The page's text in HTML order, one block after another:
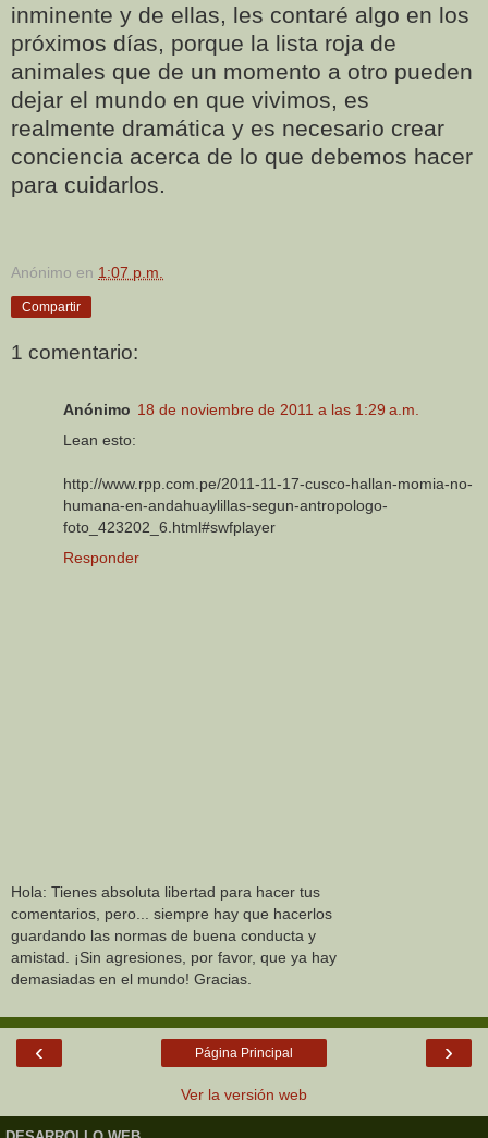
inminente y de ellas, les contaré algo en los
próximos días, porque la lista roja de
animales que de un momento a otro pueden
dejar el mundo en que vivimos, es
realmente dramática y es necesario crear
conciencia acerca de lo que debemos hacer
para cuidarlos.
Anónimo en 1:07 p.m.
Compartir
1 comentario:
Anónimo 18 de noviembre de 2011 a las 1:29 a.m.
Lean esto:
http://www.rpp.com.pe/2011-11-17-cusco-hallan-momia-no-
humana-en-andahuaylillas-segun-antropologo-
foto_423202_6.html#swfplayer
Responder
Hola: Tienes absoluta libertad para hacer tus
comentarios, pero... siempre hay que hacerlos
guardando las normas de buena conducta y
amistad. ¡Sin agresiones, por favor, que ya hay
demasiadas en el mundo! Gracias.
‹ ›
Página Principal
Ver la versión web